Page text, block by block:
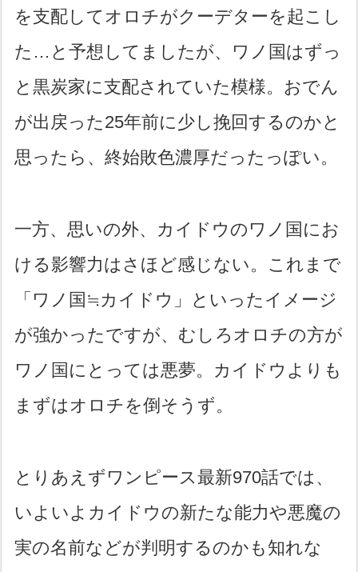
を支配してオロチがクーデターを起こし
た…と予想してましたが、ワノ国はずっ
と黒炭家に支配されていた模様。おでん
が出戻った25年前に少し挽回するのかと
思ったら、終始敗色濃厚だったっぽい。
一方、思いの外、カイドウのワノ国にお
ける影響力はさほど感じない。これまで
「ワノ国≒カイドウ」といったイメージ
が強かったですが、むしろオロチの方が
ワノ国にとっては悪夢。カイドウよりも
まずはオロチを倒そうず。
とりあえずワンピース最新970話では、
いよいよカイドウの新たな能力や悪魔の
実の名前などが判明するのかも知れな